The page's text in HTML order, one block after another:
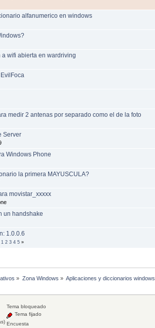
alfanumerico en windows
wifi abierta en wardriving
medir 2 antenas por separado como el de la foto
Server
Windows Phone
la primera MAYUSCULA?
movistar_xxxxx
un handshake
1.0.0.6
1 2 3 4 5»
» Zona Windows » Aplicaciones y diccionarios windows
Tema bloqueado
Tema fijado
Encuesta